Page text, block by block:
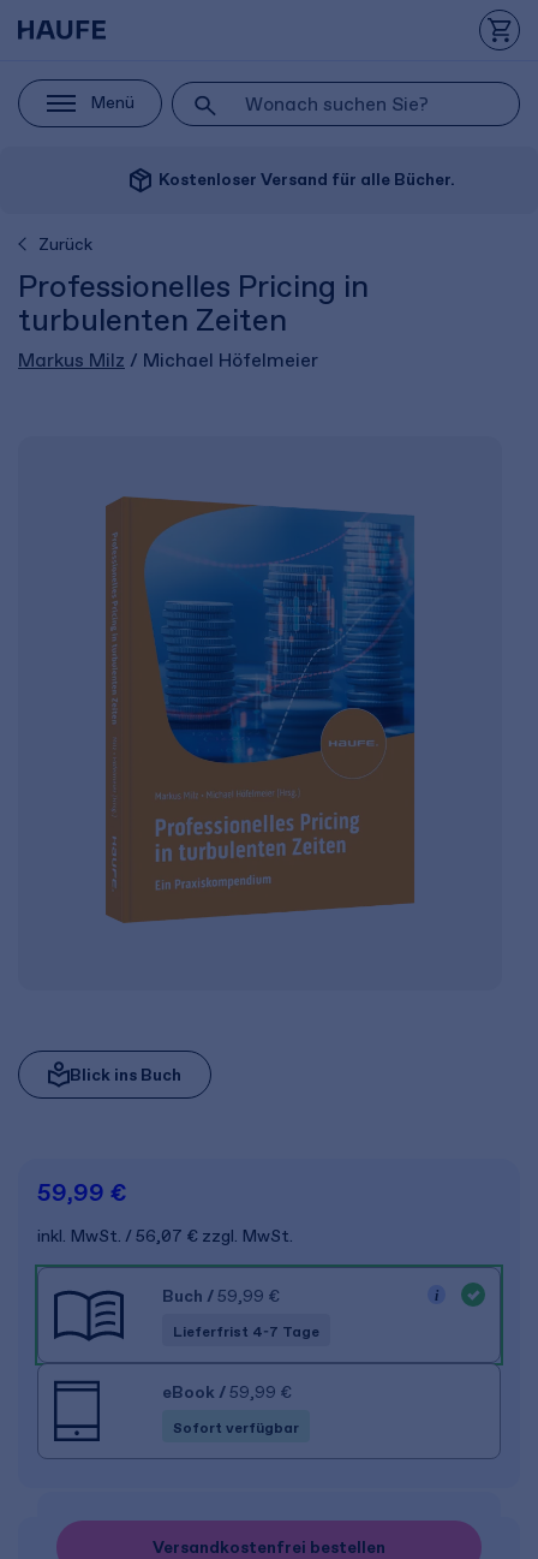
Menü
package_2 Kostenloser Versand für alle Bücher.
Zurück
Professionelles Pricing in
turbulenten Zeiten
Markus Milz / Michael Höfelmeier
Blick ins Buch
59,99 €
inkl. MwSt. 56,07 € zzgl. MwSt.
Buch / 59,99 €
Lieferfrist 4-7 Tage
eBook / 59,99 €
Sofort verfügbar
Versandkostenfrei bestellen